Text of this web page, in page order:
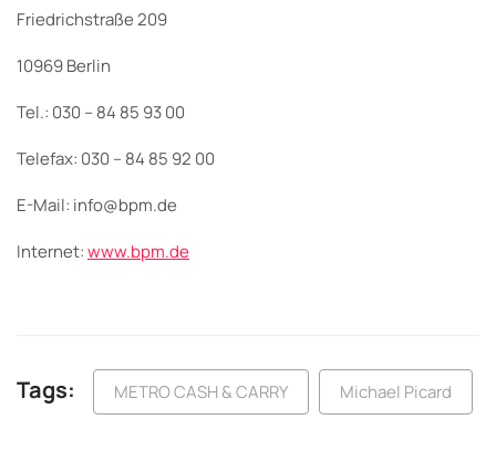
Friedrichstraße 209
10969 Berlin
Tel.: 030 – 84 85 93 00
Telefax: 030 – 84 85 92 00
E-Mail: info@bpm.de
Internet:www.bpm.de
Tags: METRO CASH & CARRY Michael Picard